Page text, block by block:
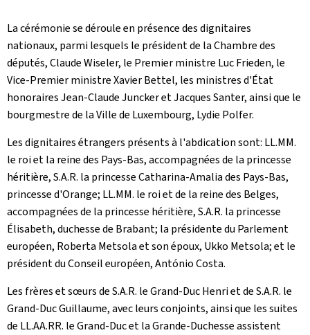
La cérémonie se déroule en présence des dignitaires
nationaux, parmi lesquels le président de la Chambre des
députés, Claude Wiseler, le Premier ministre Luc Frieden, le
Vice-Premier ministre Xavier Bettel, les ministres d'État
honoraires Jean-Claude Juncker et Jacques Santer, ainsi que le
bourgmestre de la Ville de Luxembourg, Lydie Polfer.
Les dignitaires étrangers présents à l'abdication sont: LL.MM.
le roi et la reine des Pays-Bas, accompagnées de la princesse
héritière, S.A.R. la princesse Catharina-Amalia des Pays-Bas,
princesse d'Orange; LL.MM. le roi et de la reine des Belges,
accompagnées de la princesse héritière, S.A.R. la princesse
Élisabeth, duchesse de Brabant; la présidente du Parlement
européen, Roberta Metsola et son époux, Ukko Metsola; et le
président du Conseil européen, António Costa.
Les frères et sœurs de S.A.R. le Grand-Duc Henri et de S.A.R. le
Grand-Duc Guillaume, avec leurs conjoints, ainsi que les suites
de LL.AA.RR. le Grand-Duc et la Grande-Duchesse assistent